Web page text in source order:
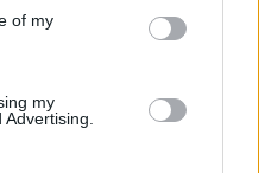
of my
my
Advertising.
a Corodini gálákban
volt a kelleténél.
a helyzet. Itt ugyanis
több mit 100
nézőknek. A német